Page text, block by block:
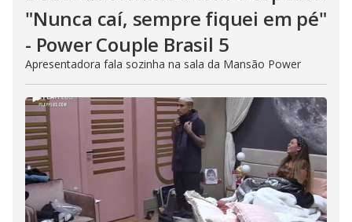
"Nunca caí, sempre fiquei em pé"
- Power Couple Brasil 5
Apresentadora fala sozinha na sala da Mansão Power